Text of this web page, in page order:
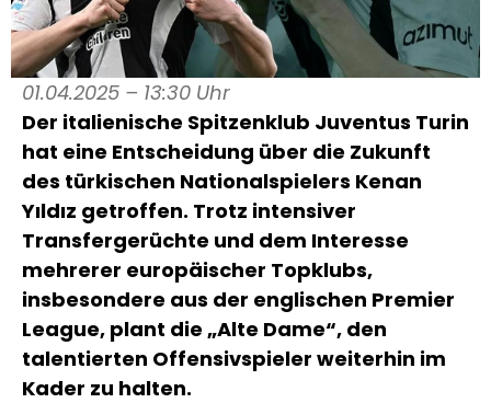
01.04.2025 – 13:30 Uhr
Der italienische Spitzenklub Juventus Turin
hat eine Entscheidung über die Zukunft
des türkischen Nationalspielers Kenan
Yıldız getroffen. Trotz intensiver
Transfergerüchte und dem Interesse
mehrerer europäischer Topklubs,
insbesondere aus der englischen Premier
League, plant die „Alte Dame“, den
talentierten Offensivspieler weiterhin im
Kader zu halten.